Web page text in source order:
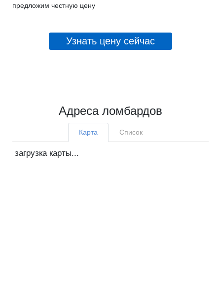
предложим честную цену
Узнать цену сейчас
Адреса ломбардов
Карта Список
загрузка карты...